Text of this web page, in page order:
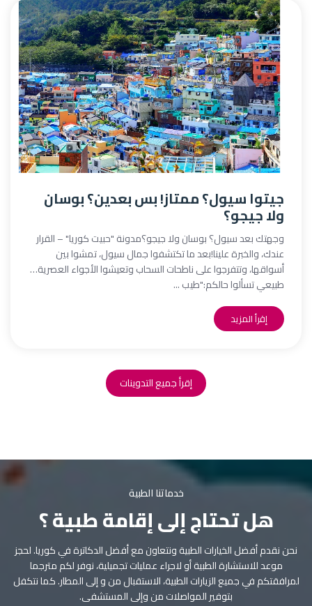
جيتوا سيول؟ ممتاز! بس بعدين؟ بوسان
ولا جيجو؟
وجهتك بعد سيول؟ بوسان ولا جيجو؟مدونة "حبيت كوريا" – القرار
عندك، والخبرة علينا!بعد ما تكتشفوا جمال سيول، تمشوا بين
أسواقها، وتتفرجوا على ناطحات السحاب وتعيشوا الأجواء العصرية…
طبيعي تسألوا حالكم:"طيب ...
إقرأ المزيد
إقرأ جميع التدوينات
خدماتنا الطبية
هل تحتاج إلى إقامة طبية ؟
نحن نقدم أفضل الخيارات الطبية ونتعاون مع أفضل الدكاترة في كوريا. لحجز
موعد للاستشارة الطبية أو لاجراء عمليات تجميلية، نوفر لكم مترجما
لمرافقتكم في جميع الزيارات الطبية، الاستقبال من و إلى المطار. كما نتكفل
بتوفير المواصلات من وإلى المستشفى.